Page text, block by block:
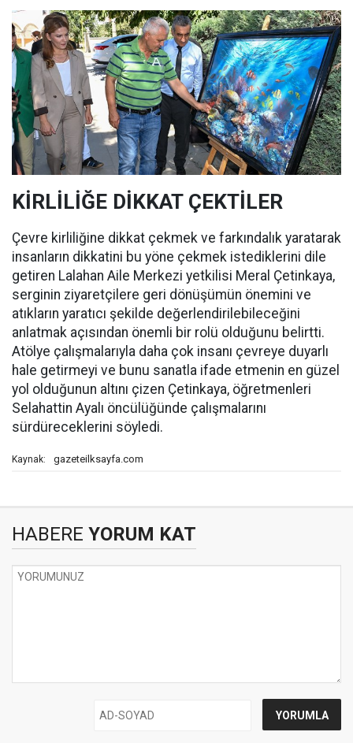
KİRLİLİĞE DİKKAT ÇEKTİLER
Çevre kirliliğine dikkat çekmek ve farkındalık yaratarak
insanların dikkatini bu yöne çekmek istediklerini dile
getiren Lalahan Aile Merkezi yetkilisi Meral Çetinkaya,
serginin ziyaretçilere geri dönüşümün önemini ve
atıkların yaratıcı şekilde değerlendirilebileceğini
anlatmak açısından önemli bir rolü olduğunu belirtti.
Atölye çalışmalarıyla daha çok insanı çevreye duyarlı
hale getirmeyi ve bunu sanatla ifade etmenin en güzel
yol olduğunun altını çizen Çetinkaya, öğretmenleri
Selahattin Ayalı öncülüğünde çalışmalarını
sürdüreceklerini söyledi.
Kaynak: gazeteilksayfa.com
HABERE YORUM KAT